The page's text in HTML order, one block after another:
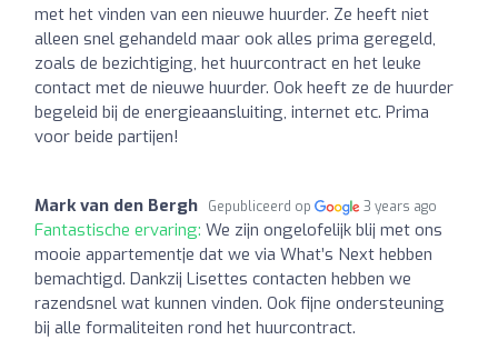
met het vinden van een nieuwe huurder. Ze heeft niet
alleen snel gehandeld maar ook alles prima geregeld,
zoals de bezichtiging, het huurcontract en het leuke
contact met de nieuwe huurder. Ook heeft ze de huurder
begeleid bij de energieaansluiting, internet etc. Prima
voor beide partijen!
Mark van den Bergh Gepubliceerd op 3 years ago
Fantastische ervaring: We zijn ongelofelijk blij met ons
mooie appartementje dat we via What’s Next hebben
bemachtigd. Dankzij Lisettes contacten hebben we
razendsnel wat kunnen vinden. Ook fijne ondersteuning
bij alle formaliteiten rond het huurcontract.